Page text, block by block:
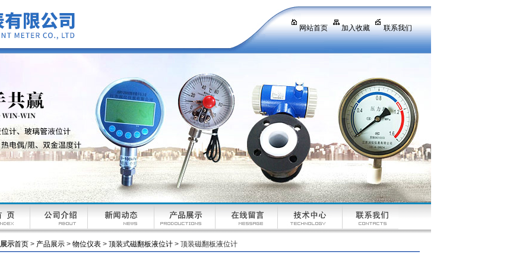
网站首页 加入收藏 联系我们
示首页 > 产品展示 > 物位仪表 > 顶装式磁翻板液位计 > 顶装磁翻板液位计